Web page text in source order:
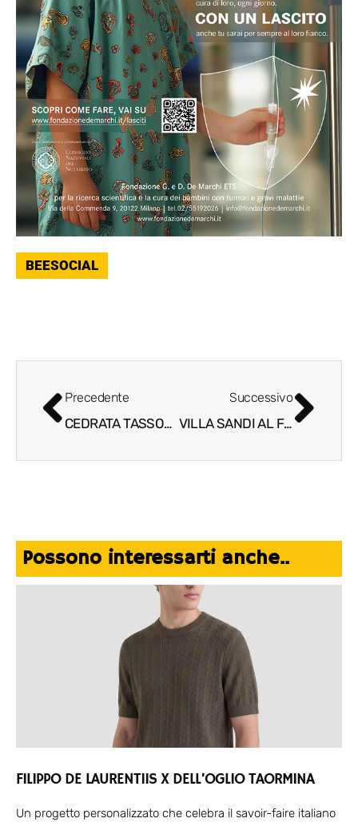
BEESOCIAL
Precedente
CEDRATA TASSONI SELEZIONATA DA ADI DESIGN INDEX 2024
Successivo
VILLA SANDI AL FIANCO DELLA COLLEZIONE PEGGY GUGGENHEIM DI VENEZIA
Possono interessarti anche..
FILIPPO DE LAURENTIIS X DELL’OGLIO TAORMINA
Un progetto personalizzato che celebra il savoir-faire italiano